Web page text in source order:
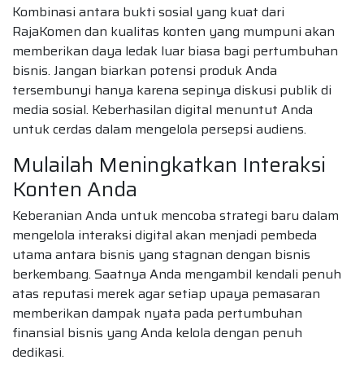
Kombinasi antara bukti sosial yang kuat dari
RajaKomen dan kualitas konten yang mumpuni akan
memberikan daya ledak luar biasa bagi pertumbuhan
bisnis. Jangan biarkan potensi produk Anda
tersembunyi hanya karena sepinya diskusi publik di
media sosial. Keberhasilan digital menuntut Anda
untuk cerdas dalam mengelola persepsi audiens.
Mulailah Meningkatkan Interaksi
Konten Anda
Keberanian Anda untuk mencoba strategi baru dalam
mengelola interaksi digital akan menjadi pembeda
utama antara bisnis yang stagnan dengan bisnis
berkembang. Saatnya Anda mengambil kendali penuh
atas reputasi merek agar setiap upaya pemasaran
memberikan dampak nyata pada pertumbuhan
finansial bisnis yang Anda kelola dengan penuh
dedikasi.